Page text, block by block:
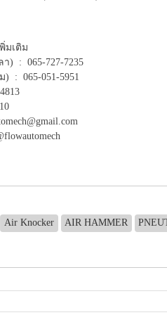
มเติม
) : 065-727-7235
: 065-051-5951
Air Knocker AIR HAMMER